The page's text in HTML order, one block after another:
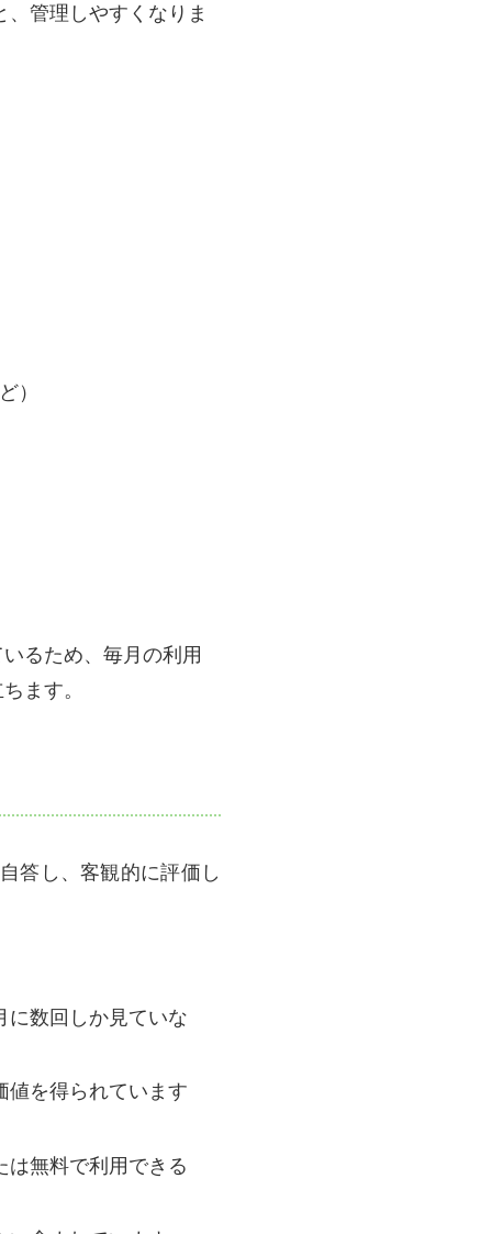
管理しやすくなりま
）
るため、毎月の利用
ます。
答し、客観的に評価し
に数回しか見ていな
値を得られています
は無料で利用できる